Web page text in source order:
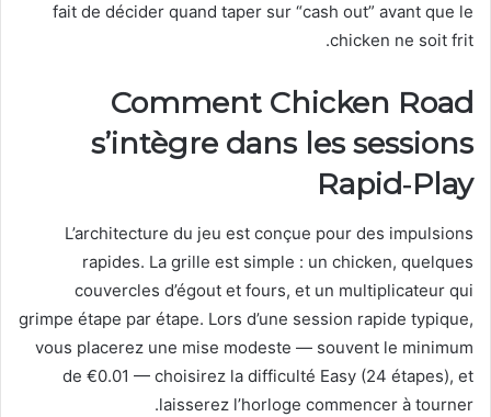
fait de décider quand taper sur “cash out” avant que le
chicken ne soit frit.
Comment Chicken Road
s’intègre dans les sessions
Rapid‑Play
L’architecture du jeu est conçue pour des impulsions
rapides. La grille est simple : un chicken, quelques
couvercles d’égout et fours, et un multiplicateur qui
grimpe étape par étape. Lors d’une session rapide typique,
vous placerez une mise modeste — souvent le minimum
de €0.01 — choisirez la difficulté Easy (24 étapes), et
laisserez l’horloge commencer à tourner.